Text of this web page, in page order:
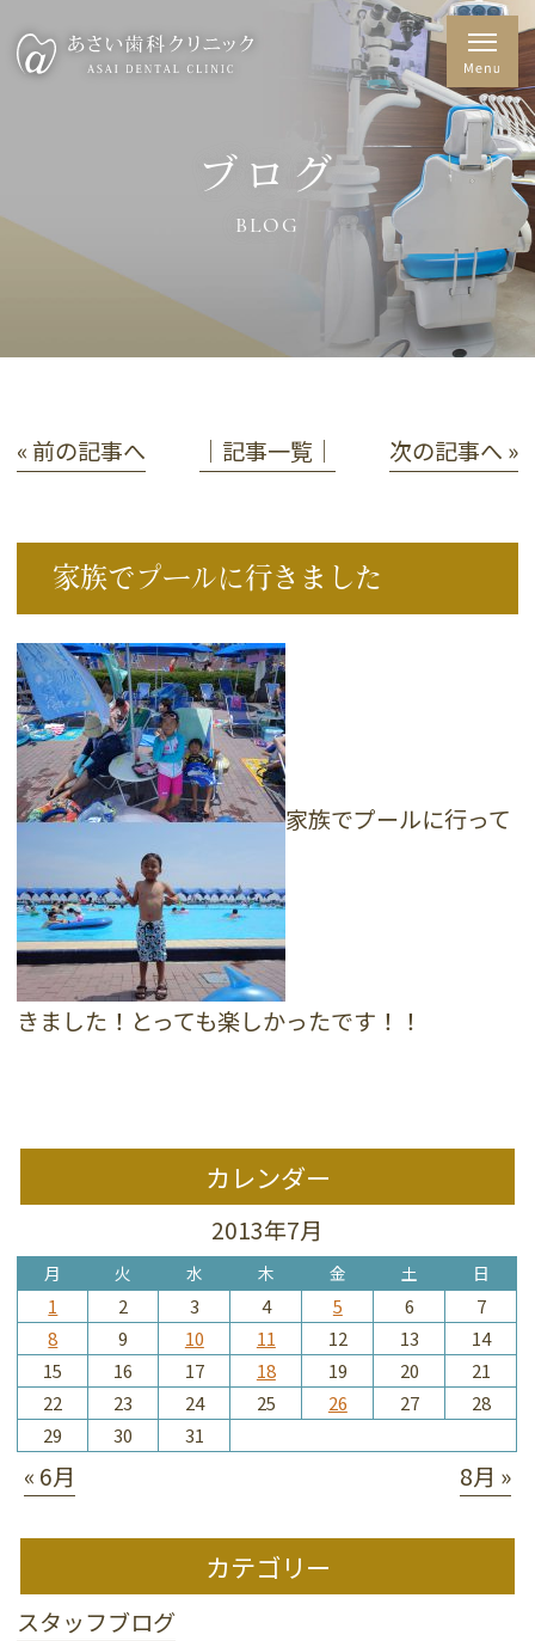
ブログ
BLOG
« 前の記事へ │記事一覧│ 次の記事へ »
家族でプールに行きました
家族でプールに行って
きました！とっても楽しかったです！！
カレンダー
2013年7月
月 火 水 木 金 土 日
1 2 3 4 5 6
7
8
9 10 11 12 13
14
15
16 17 18 19 20
21
22
23 24 25 26 27
28
29
30 31
« 6月 8月 »
カテゴリー
スタッフブログ